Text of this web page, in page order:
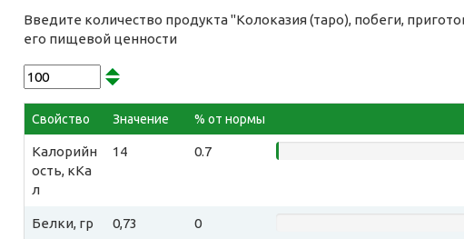
Введите количество продукта "Колоказия (таро), побеги,
его пищевой ценности
Свойство Значение % от нормы
Калорийн
ость, кКа
л
14 0.7
Белки, гр 0,73 0